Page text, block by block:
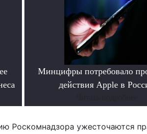
Минцифры потребовало
действия Apple в
Роскомнадзора ужесточаются